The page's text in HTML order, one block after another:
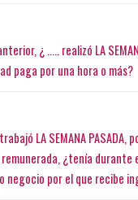
¿ ..... realizó LA
paga por una hora o más?
LA SEMANA PASADA,
¿tenía durante
negocio por el que recibe